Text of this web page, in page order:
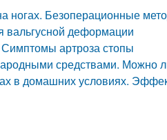
ногах. Безоперационные
вальгусной деформации
Симптомы артроза стопы
средствами. Можно
в домашних условиях.